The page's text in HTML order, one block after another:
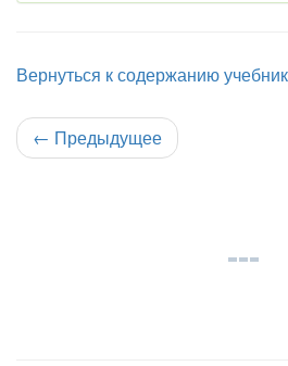
Вернуться к содержанию
← Предыдущее